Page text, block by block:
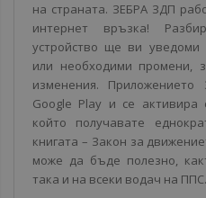
на страната. ЗЕБРА ЗДП
интернет връзка!
устройство ще ви уведоми
или необходими промени,
изменения.
Google Play и се активира
който получавате
книгата – Закон за
може да бъде полезно,
така и на всеки водач на ППС.